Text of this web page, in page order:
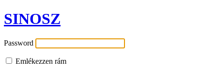
SINOSZ
Password
Emlékezzen rám